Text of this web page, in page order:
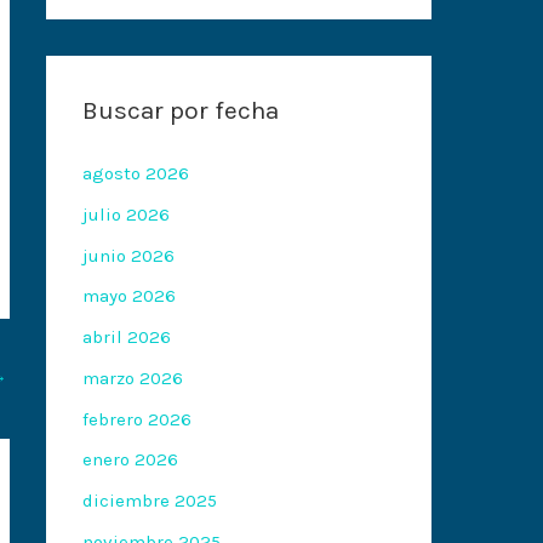
Buscar por fecha
agosto 2026
julio 2026
junio 2026
mayo 2026
abril 2026
marzo 2026
febrero 2026
enero 2026
diciembre 2025